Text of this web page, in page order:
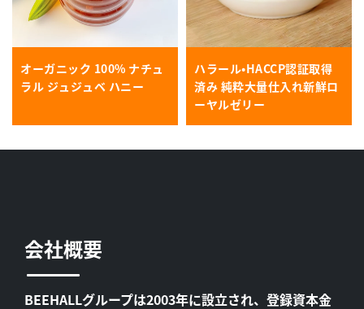
オーガニック 100% ナチュ
ラル ジュジュベ ハニー
ハラール・HACCP認証取得
済み 純粋大量仕入れ新鮮ロ
ーヤルゼリー
会社概要
BEEHALLグループは2003年に設立され、登録資本金